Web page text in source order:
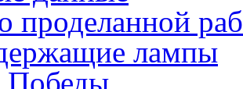
проделанной
лампы